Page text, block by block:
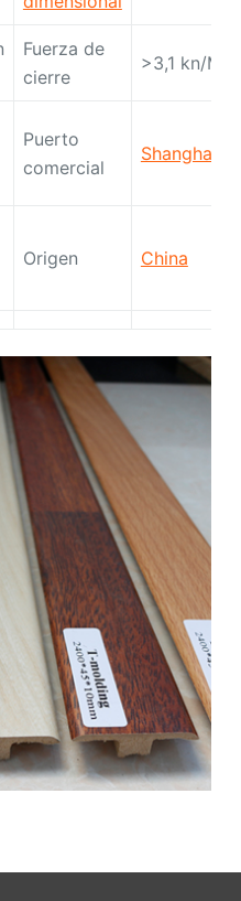
Fuerza de
cierre
>3,1 kn/M
Puerto
comercial
Shanghai
Origen China